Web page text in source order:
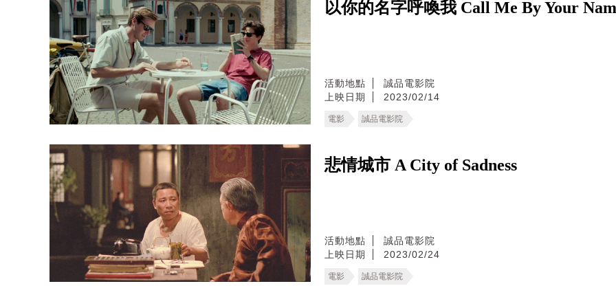
以你的名字呼喚我 Call Me By Your
活動地點
誠品電影院
上映日期
2023/02/14
電影 誠品電影院
悲情城市 A City of Sadness
活動地點
誠品電影院
上映日期
2023/02/24
電影 誠品電影院